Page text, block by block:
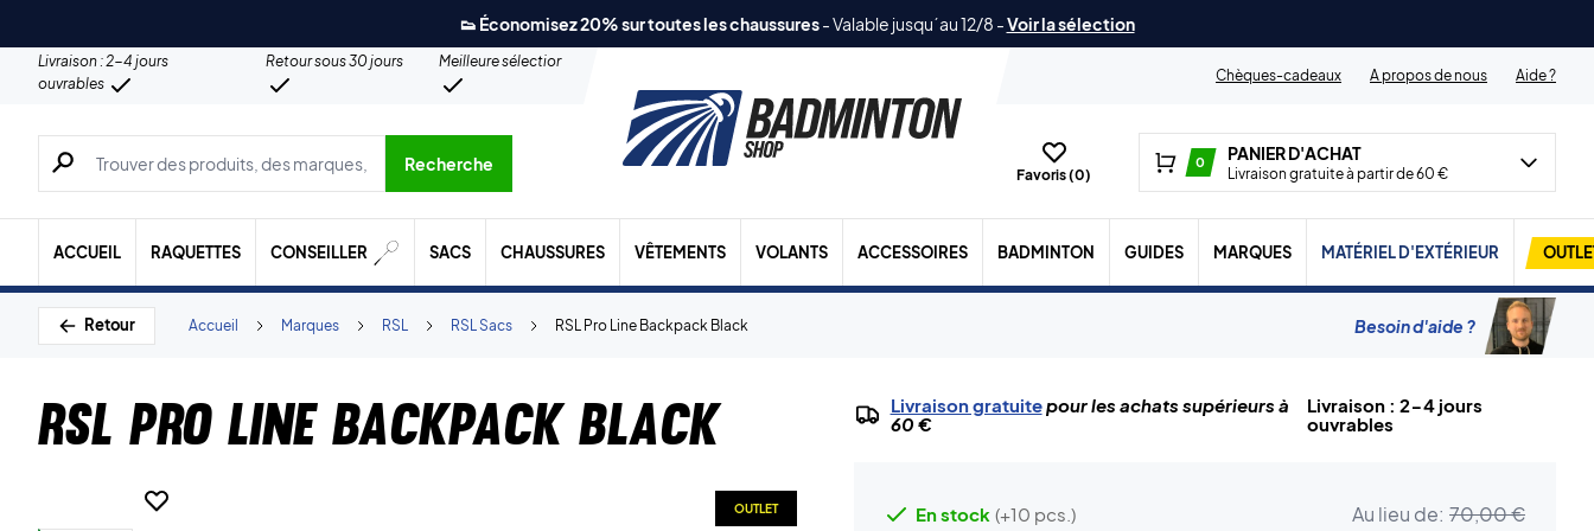
👟 Économisez 20% sur toutes les chaussures-Valable jusqu´au 12/8 -Voir la sélection
Livraison : 2-4 jours
ouvrables
Retour sous 30 jours
Meilleure sélection
Chèques-cadeaux
A propos de nous Aide ?
Recherche de produits, de marques, etc.
Recherche
Favoris (0)
0 PANIER D'ACHAT
Livraison gratuite à partir de 60 €
ACCUEIL RAQUETTES CONSEILLER SACS CHAUSSURES VÊTEMENTS VOLANTS ACCESSOIRES BADMINTON GUIDES MARQUES MATÉRIEL D'EXTÉRIEUR
Retour RSL Pro Line Backpack Black
RSL Sacs
RSL
Marques
Accueil Besoin d'aide ?
RSL Pro Line Backpack Black
OUTLET
Livraison gratuitepour les achats supérieurs à
60 €
Livraison : 2-4 jours
ouvrables
En stock (+10 pcs.) Au lieu de: 70,00 €